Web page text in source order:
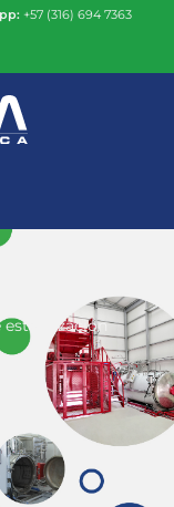
+57 (316) 694 7363
esterilización